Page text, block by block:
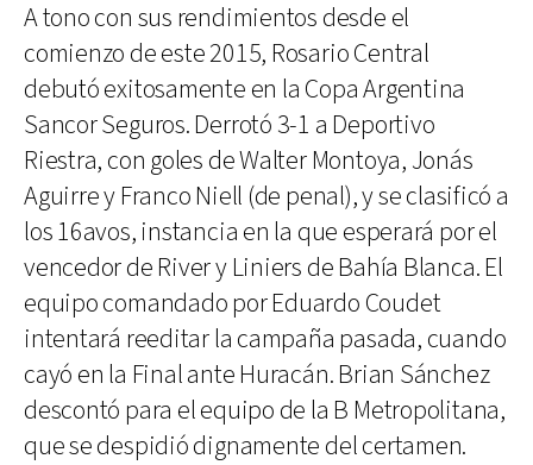
A tono con sus rendimientos desde el
comienzo de este 2015, Rosario Central
debutó exitosamente en la Copa Argentina
Sancor Seguros. Derrotó 3-1 a Deportivo
Riestra, con goles de Walter Montoya, Jonás
Aguirre y Franco Niell (de penal), y se clasificó a
los 16avos, instancia en la que esperará por el
vencedor de River y Liniers de Bahía Blanca. El
equipo comandado por Eduardo Coudet
intentará reeditar la campaña pasada, cuando
cayó en la Final ante Huracán. Brian Sánchez
descontó para el equipo de la B Metropolitana,
que se despidió dignamente del certamen.